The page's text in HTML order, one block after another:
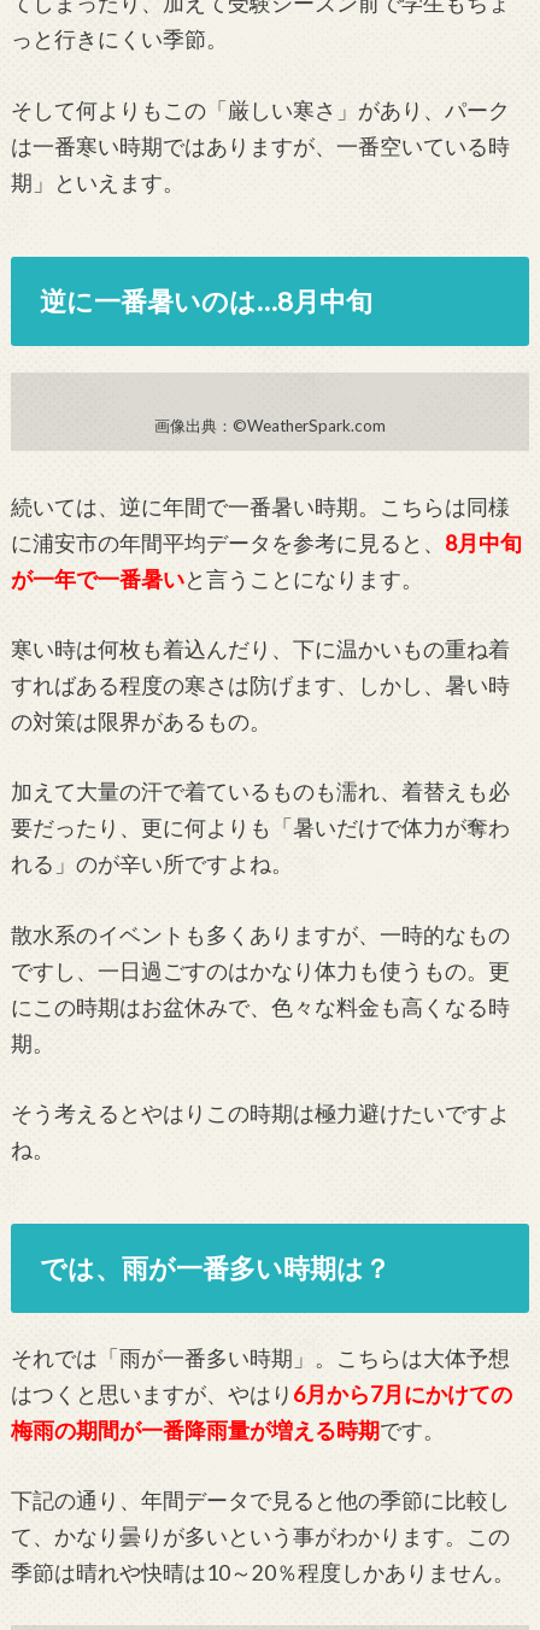
っと行きにくい季節。
そして何よりもこの「厳しい寒さ」があり、パーク
は一番寒い時期ではありますが、一番空いている時
期」といえます。
逆に一番暑いのは…8月中旬
画像出典：©WeatherSpark.com
続いては、逆に年間で一番暑い時期。こちらは同様
に浦安市の年間平均データを参考に見ると、 8月中旬
が一年で一番暑いと言うことになります。
寒い時は何枚も着込んだり、下に温かいもの重ね着
すればある程度の寒さは防げます、しかし、暑い時
の対策は限界があるもの。
加えて大量の汗で着ているものも濡れ、着替えも必
要だったり、更に何よりも「暑いだけで体力が奪わ
れる」のが辛い所ですよね。
散水系のイベントも多くありますが、一時的なもの
ですし、一日過ごすのはかなり体力も使うもの。更
にこの時期はお盆休みで、色々な料金も高くなる時
期。
そう考えるとやはりこの時期は極力避けたいですよ
ね。
では、雨が一番多い時期は？
それでは「雨が一番多い時期」。こちらは大体予想
はつくと思いますが、やはり 6月から7月にかけての
梅雨の期間が一番降雨量が増える時期です。
下記の通り、年間データで見ると他の季節に比較し
て、かなり曇りが多いという事がわかります。この
季節は晴れや快晴は10～20％程度しかありません。